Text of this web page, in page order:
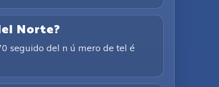
Norte?
seguido del n ú mero de tel é